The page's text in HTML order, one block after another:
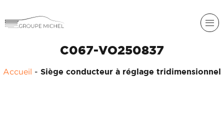
C067-VO250837
Accueil - Siège conducteur à réglage tridimensionnel